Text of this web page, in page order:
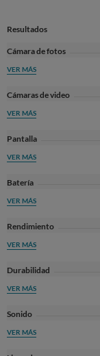
Resultados
Cámara de fotos
VER MÁS
Cámaras de video
VER MÁS
Pantalla
VER MÁS
Batería
VER MÁS
Rendimiento
VER MÁS
Durabilidad
VER MÁS
Sonido
VER MÁS